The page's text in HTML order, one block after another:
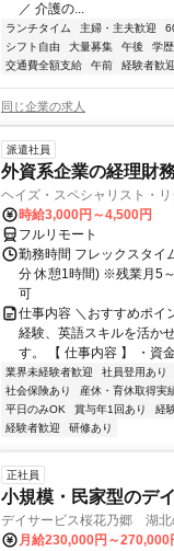
／ 介護の...
ランチタイム 主婦・主夫歓迎
シフト自由
大量募集 午後 学
交通費全額支給
午前 経験者歓迎
同じ企業の求人
派遣社員
外資系企業の経理財
ヘイズ・スペシャリスト・
時給3,000円～4,500円
フルリモート
勤務時間 フレックスタイ
分 休憩1時間) ※残業月5
可
仕事内容 ＼おすすめポイ
経験、英語スキルを活か
す。 【 仕事内容 】 ・資
業界未経験者歓迎 社員登用あり
社会保険あり
産休・育休取得実
平日のみOK
賞与年1回あり 経
経験者歓迎
研修あり
正社員
小規模・民家型のデ
デイサービス桜花乃郷 湖北
月給230,000円～270,000